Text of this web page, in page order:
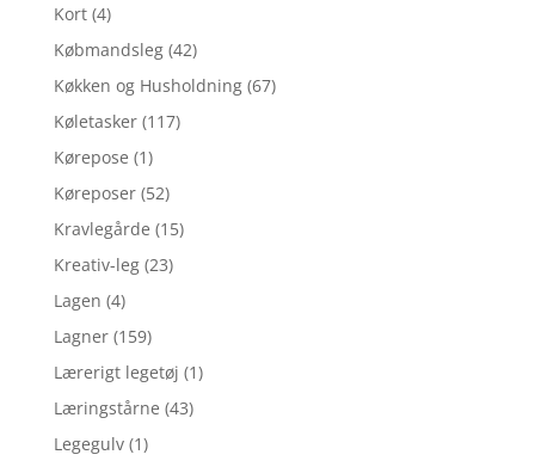
Kort (4)
Købmandsleg (42)
Køkken og Husholdning (67)
Køletasker (117)
Kørepose (1)
Køreposer (52)
Kravlegårde (15)
Kreativ-leg (23)
Lagen (4)
Lagner (159)
Lærerigt legetøj (1)
Læringstårne (43)
Legegulv (1)